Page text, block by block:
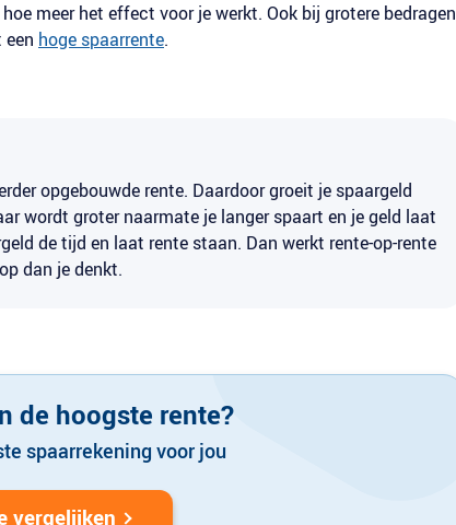
meer het effect voor je werkt. Ook bij grotere bedragen
hoge spaarrente.
opgebouwde rente. Daardoor groeit je spaargeld
wordt groter naarmate je langer spaart en je geld laat
de tijd en laat rente staan. Dan werkt rente-op-rente
dan je denkt.
de hoogste rente?
spaarrekening voor jou
vergelijken